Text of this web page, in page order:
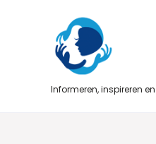
Informeren, inspireren